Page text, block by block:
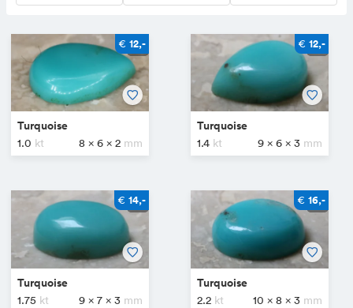
€ 12,-
Turquoise
1.0 8 x 6 x 2
€ 12,-
Turquoise
1.4 9 x 6 x 3
€ 14,-
Turquoise
1.75 9 x 7 x 3
€ 16,-
Turquoise
2.2 10 x 8 x 3